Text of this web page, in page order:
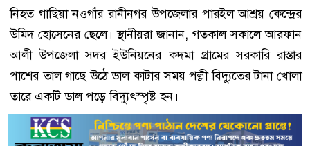
নিহত গাছিয়া নওগাঁর রানীনগর উপজেলার পারইল আশ্রয় কেন্দ্রের
উমিদ হোসেনের ছেলে। স্থানীয়রা জানান, গতকাল সকালে আরফান
আলী উপজেলা সদর ইউনিয়নের কদমা গ্রামের সরকারি রাস্তার
পাশের তাল গাছে উঠে ডাল কাটার সময় পল্লী বিদ্যুতের টানা খোলা
তারে একটি ডাল পড়ে বিদ্যুৎস্পৃষ্ট হন।